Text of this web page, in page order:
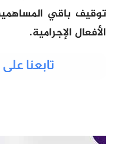
توقيف باقي
الأفعال الإجرامية.